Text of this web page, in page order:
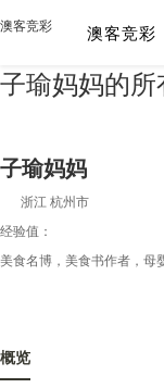
子瑜妈妈的
澳客竞彩 澳客竞彩
子瑜妈妈
浙江 杭州市
经验值：
美食名博，美食书作者，母
概览